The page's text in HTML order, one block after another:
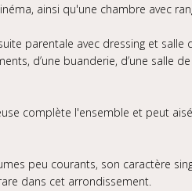
ainsi qu'une chambre avec
parentale avec dressing et
d’une buanderie, d’une salle
complète l'ensemble et peut
peu courants, son caractère
dans cet arrondissement.